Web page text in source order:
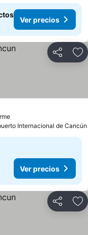
Ver precios
Compartir
Internacional de Cancún
Ver precios
Compartir